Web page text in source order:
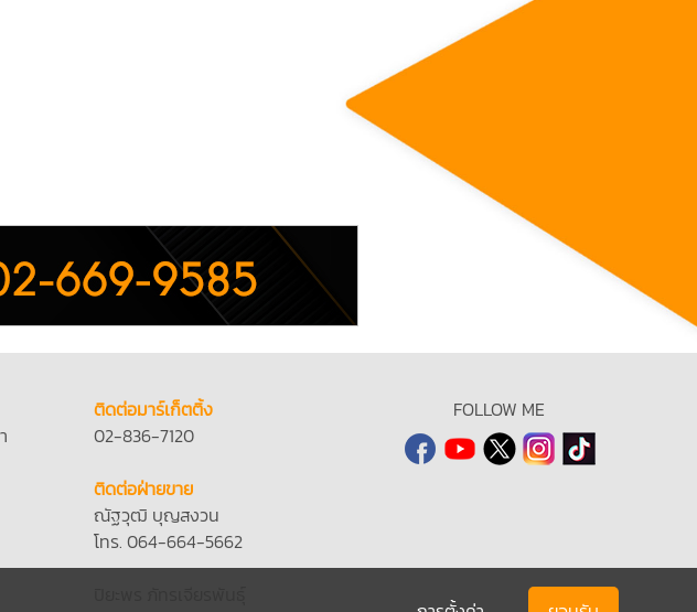
ติดต่อมาร์เก็ตติ้ง
02-836-7120
ติดต่อฝ่ายขาย
ณัฐวุฒิ บุญสงวน
โทร. 064-664-5662
FOLLOW ME